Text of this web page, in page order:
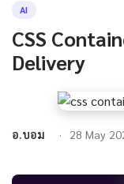
AI
CSS
Delivery
อ.บอม 28 May